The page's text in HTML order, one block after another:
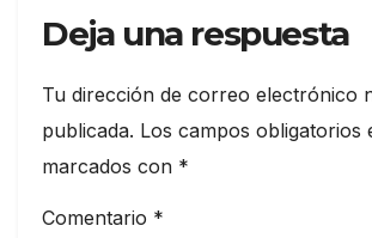
Deja una respuesta
Tu dirección de correo electrónico
publicada. Los campos obligatorios
marcados con *
Comentario *